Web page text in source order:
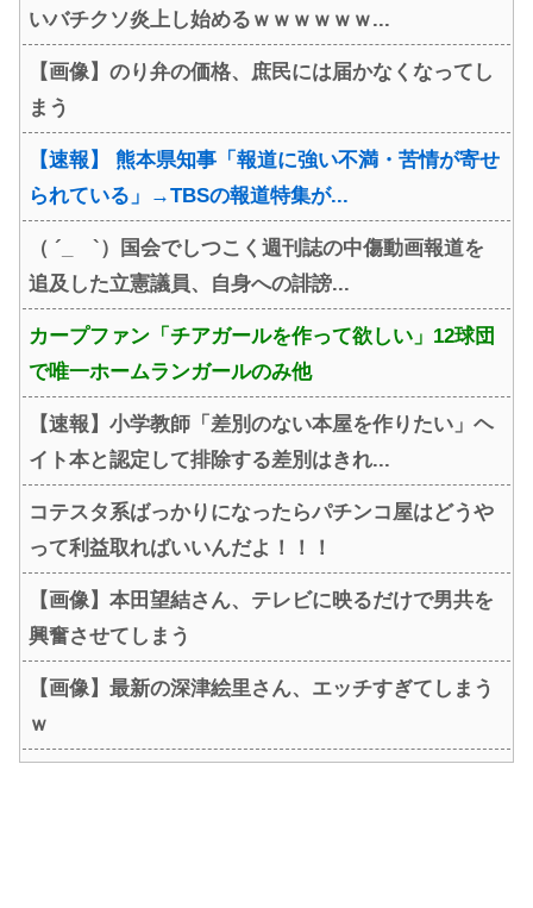
いバチクソ炎上し始めるｗｗｗｗｗｗ...
【画像】のり弁の価格、庶民には届かなくなってし
まう
【速報】 熊本県知事「報道に強い不満・苦情が寄せ
られている」→TBSの報道特集が...
（ ´_ゝ`）国会でしつこく週刊誌の中傷動画報道を
追及した立憲議員、自身への誹謗...
カープファン「チアガールを作って欲しい」12球団
で唯一ホームランガールのみ他
【速報】小学教師「差別のない本屋を作りたい」ヘ
イト本と認定して排除する差別はきれ...
コテスタ系ばっかりになったらパチンコ屋はどうや
って利益取ればいいんだよ！！！
【画像】本田望結さん、テレビに映るだけで男共を
興奮させてしまう
【画像】最新の深津絵里さん、エッチすぎてしまう
ｗ